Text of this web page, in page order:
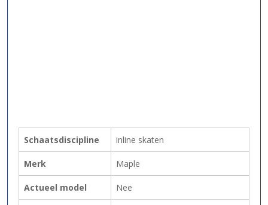
Schaatsdiscipline inline skaten
Merk Maple
Actueel model Nee